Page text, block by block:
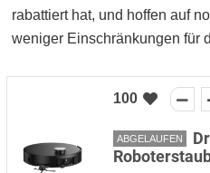
rabattiert hat, und hoffen auf
weniger Einschränkungen für
100
ABGELAUFEN